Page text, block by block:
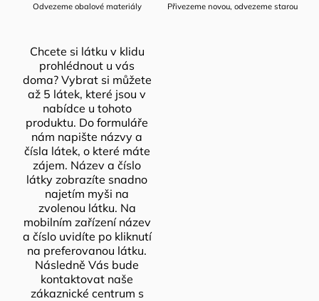
Odvezeme obalové materiály Přivezeme novou, odvezeme starou
Chcete si látku v klidu
prohlédnout u vás
doma? Vybrat si můžete
až 5 látek, které jsou v
nabídce u tohoto
produktu. Do formuláře
nám napište názvy a
čísla látek, o které máte
zájem. Název a číslo
látky zobrazíte snadno
najetím myši na
zvolenou látku. Na
mobilním zařízení název
a číslo uvidíte po kliknutí
na preferovanou látku.
Následně Vás bude
kontaktovat naše
zákaznické centrum s